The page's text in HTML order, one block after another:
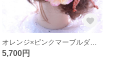
オレンジ×ピンクマーブルダリア 髪飾り♡
5,700円